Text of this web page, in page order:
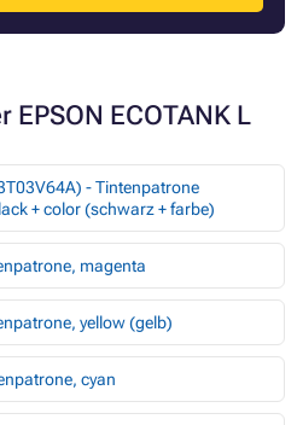
EPSON ECOTANK L
- Tintenpatrone
+ color (schwarz + farbe)
magenta
yellow (gelb)
cyan